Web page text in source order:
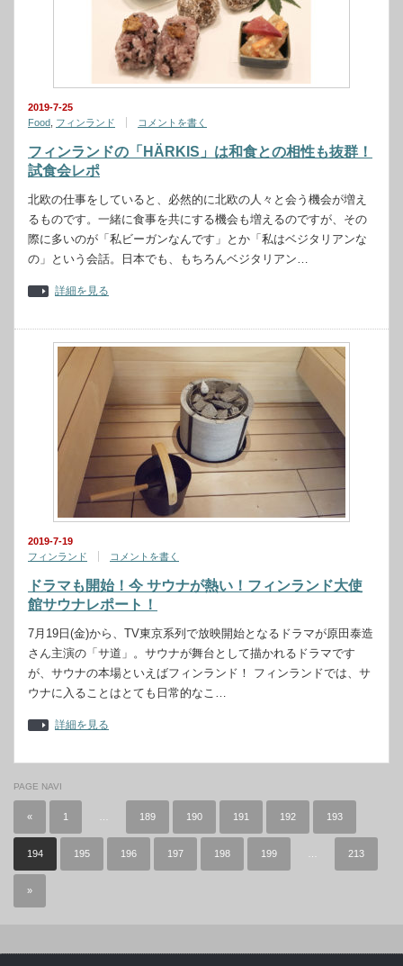
2019-7-25
Food フィンランド コメントを書く
フィンランドの「HÄRKIS」は和食との相性も抜群！
試食会レポ
北欧の仕事をしていると、必然的に北欧の人々と会う機会が増え
るものです。一緒に食事を共にする機会も増えるのですが、その
際に多いのが「私ビーガンなんです」とか「私はベジタリアンな
の」という会話。日本でも、もちろんベジタリアン…
詳細を見る
2019-7-19
フィンランド
コメントを書く
ドラマも開始！今 サウナが熱い！フィンランド大使
館サウナレポート！
7月19日(金)から、TV東京系列で放映開始となるドラマが原田泰造
さん主演の「サ道」。サウナが舞台として描かれるドラマです
が、サウナの本場といえばフィンランド！ フィンランドでは、サ
ウナに入ることはとても日常的なこ…
詳細を見る
PAGE NAVI
« 1 189 190 191 192 193
194 195 196 197 198 199 213
»